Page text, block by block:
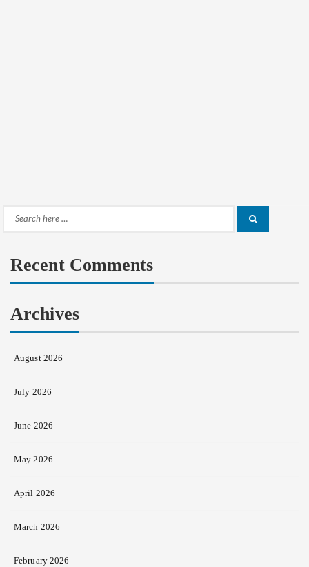
Search
Recent Comments
Archives
August 2026
July 2026
June 2026
May 2026
April 2026
March 2026
February 2026